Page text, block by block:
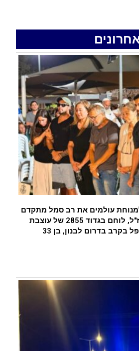
רכב התנגש במעקה בטיחות בכביש 90 בסמוך לעין
מקומו ערב ערב נפטר
עולמים את רב סמל מתקדם
(במיל׳) תמיר וקנין ז"ל, לוחם בגדוד 2855 של עוצבת
חוד החנית (55), שנפל בקרב בדרום לבנון, בן 33